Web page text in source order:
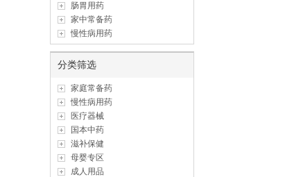
肠胃用药
家中常备药
慢性病用药
分类筛选
家庭常备药
慢性病用药
医疗器械
国本中药
滋补保健
母婴专区
成人用品